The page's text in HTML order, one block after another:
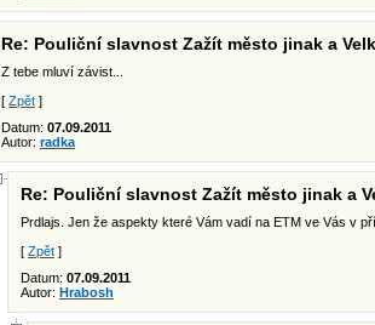
Re: Pouliční slavnost Zažít město jinak a
Z tebe mluví závist...
[ Zpět ]
Datum: 07.09.2011
Autor: radka
Re: Pouliční slavnost Zažít město jinak a
Prdlajs. Jen že aspekty které Vám vadí na ETM ve Vás v
[ Zpět ]
Datum: 07.09.2011
Autor: Hrabosh